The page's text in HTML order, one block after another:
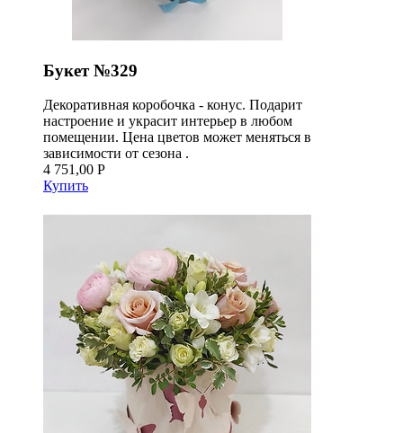
Букет №329
Декоративная коробочка - конус. Подарит
настроение и украсит интерьер в любом
помещении. Цена цветов может меняться в
зависимости от сезона .
4 751,00 Р
Купить